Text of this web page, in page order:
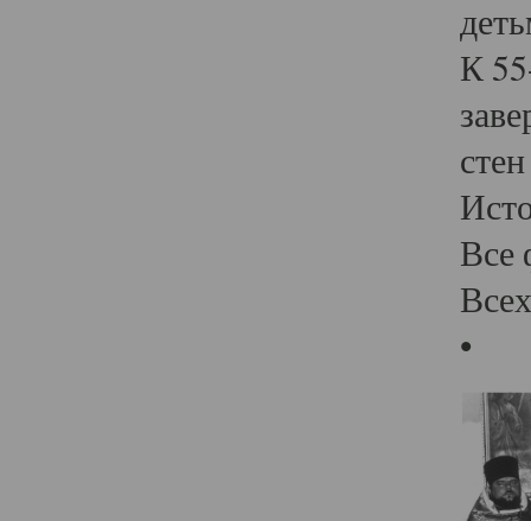
К
Все
•